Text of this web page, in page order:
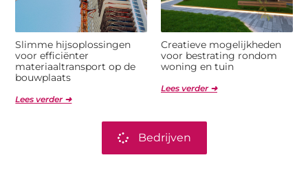
Slimme hijsoplossingen
voor efficiënter
materiaaltransport op de
bouwplaats
Lees verder ➜
Creatieve mogelijkheden
voor bestrating rondom
woning en tuin
Lees verder ➜
Bedrijven